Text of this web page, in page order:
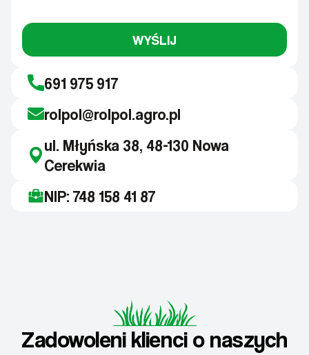
WYŚLIJ
691 975 917
rolpol@rolpol.agro.pl
ul. Młyńska 38, 48-130 Nowa
Cerekwia
NIP: 748 158 41 87
Zadowoleni klienci o naszych